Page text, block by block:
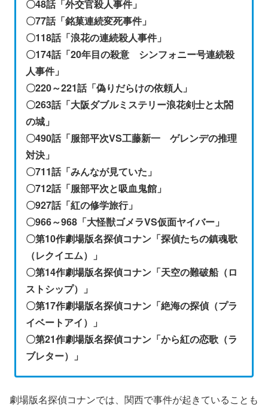
〇48話「外交官殺人事件」
〇77話「銘菓連続変死事件」
〇118話「浪花の連続殺人事件」
〇174話「20年目の殺意 シンフォニー号連続殺
人事件」
〇220～221話「偽りだらけの依頼人」
〇263話「大阪ダブルミステリー浪花剣士と太閤
の城」
〇490話「服部平次VS工藤新一 ゲレンデの推理
対決」
〇711話「みんなが見ていた」
〇712話「服部平次と吸血鬼館」
〇927話「紅の修学旅行」
〇966～968「大怪獣ゴメラVS仮面ヤイバー」
〇第10作劇場版名探偵コナン「探偵たちの鎮魂歌
（レクイエム）」
〇第14作劇場版名探偵コナン「天空の難破船（ロ
ストシップ）」
〇第17作劇場版名探偵コナン「絶海の探偵（プラ
イベートアイ）」
〇第21作劇場版名探偵コナン「から紅の恋歌（ラ
ブレター）」
劇場版名探偵コナンでは、関西で事件が起きていることも